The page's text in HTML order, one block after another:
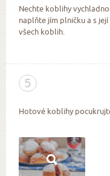
Nechte koblihy
naplňte jím plničku a s
všech koblih.
5
Hotové koblihy